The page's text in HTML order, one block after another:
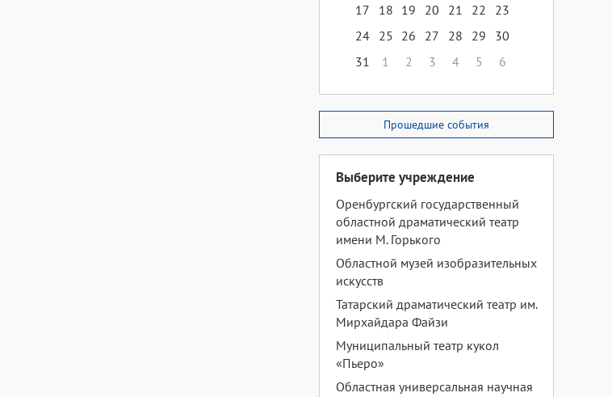
17
18 19 20 21 22
23
24 25 26 27 28 29
30
31
1 2 3 4 5 6
Прошедшие события
Выберите учреждение
Оренбургский государственный
областной драматический театр
имени М. Горького
Областной музей изобразительных
искусств
Татарский драматический театр им.
Мирхайдара Файзи
Муниципальный театр кукол
«Пьеро»
Областная универсальная научная